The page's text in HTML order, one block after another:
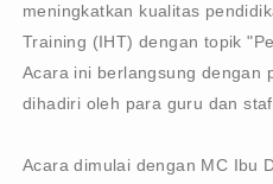
meningkatkan kualitas
Training (IHT) dengan topik
Acara ini berlangsung dengan
dihadiri oleh para guru dan
Acara dimulai dengan MC Ibu